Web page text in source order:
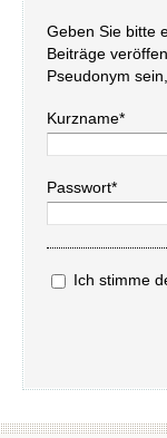
Geben Sie bitte
Beiträge
Pseudonym
Kurzname*
Passwort*
Ich stimme